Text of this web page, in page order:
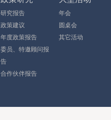
研究报告
政策建议
年度政策报告
委员、特邀顾问报
告
合作伙伴报告
年会
圆桌会
其它活动